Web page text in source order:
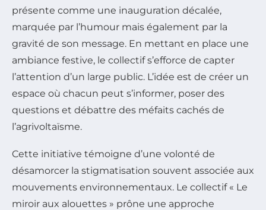
présente comme une inauguration décalée,
marquée par l’humour mais également par la
gravité de son message. En mettant en place une
ambiance festive, le collectif s’efforce de capter
l’attention d’un large public. L’idée est de créer un
espace où chacun peut s’informer, poser des
questions et débattre des méfaits cachés de
l’agrivoltaïsme.
Cette initiative témoigne d’une volonté de
désamorcer la stigmatisation souvent associée aux
mouvements environnementaux. Le collectif « Le
miroir aux alouettes » prône une approche